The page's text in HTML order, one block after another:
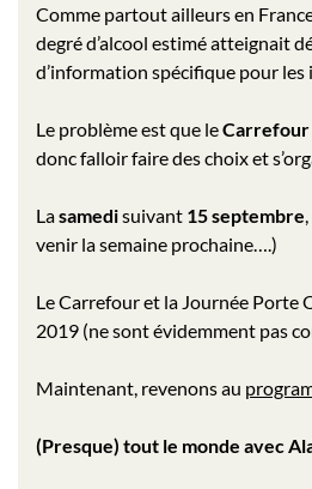
Comme partout ailleurs en
degré d’alcool estimé atteignait
d’information spécifique pour
Le problème est que leCarrefour
donc falloir faire des choix et
Lasamedisuivant 15 septembre
venir la semaine prochaine….)
Le Carrefour et la Journée Porte
2019 (ne sont évidemment pas
Maintenant, revenons au
(Presque) tout le monde avec